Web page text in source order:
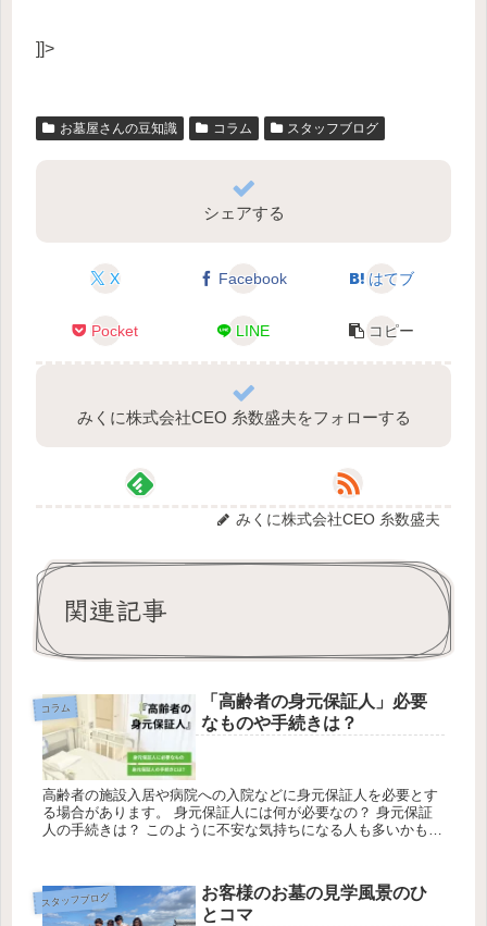
]]>
お墓屋さんの豆知識 コラム スタッフブログ
シェアする
X Facebook はてブ
Pocket LINE コピー
みくに株式会社CEO 糸数盛夫をフォローする
みくに株式会社CEO 糸数盛夫
関連記事
コラム
「高齢者の身元保証人」必要
なものや手続きは？
高齢者の施設入居や病院への入院などに身元保証人を必要とす
る場合があります。 身元保証人には何が必要なの？ 身元保証
人の手続きは？ このように不安な気持ちになる人も多いかもし
スタッフブログ
お客様のお墓の見学風景のひ
とコマ